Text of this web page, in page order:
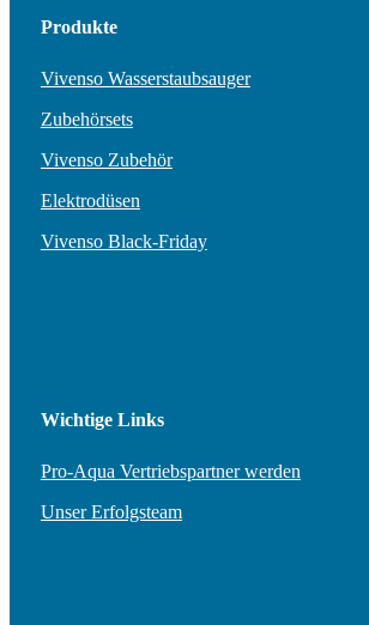
Produkte
Vivenso Wasserstaubsauger
Zubehörsets
Vivenso Zubehör
Elektrodüsen
Vivenso Black-Friday
Wichtige Links
Pro-Aqua Vertriebspartner werden
Unser Erfolgsteam